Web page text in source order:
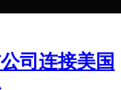
司连接美国